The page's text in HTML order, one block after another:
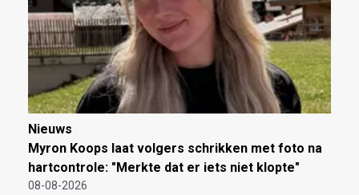
Nieuws
Myron Koops laat volgers schrikken met foto na
hartcontrole: "Merkte dat er iets niet klopte"
08-08-2026